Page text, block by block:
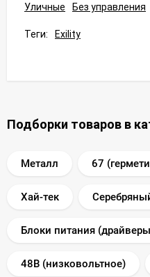
Уличные
Без управления
Теги: Exility
Подборки товаров в
Металл 67
Хай-тек
Блоки питания
48В (низковольтное)